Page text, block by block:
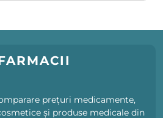
prețuri medicamente,
și produse medicale din